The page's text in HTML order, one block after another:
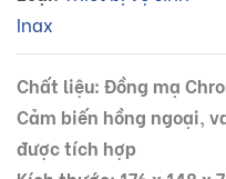
Inax
Chất liệu: Đồng mạ
Cảm biến hồng ngoại,
được tích hợp